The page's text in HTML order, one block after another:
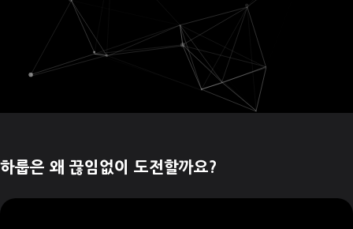
하룹은 왜 끊임없이 도전할까요?